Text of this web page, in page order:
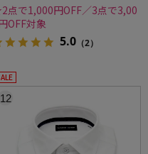
点で1,000円OFF／3点で3,00
OFF対象
5.0 （2）
12